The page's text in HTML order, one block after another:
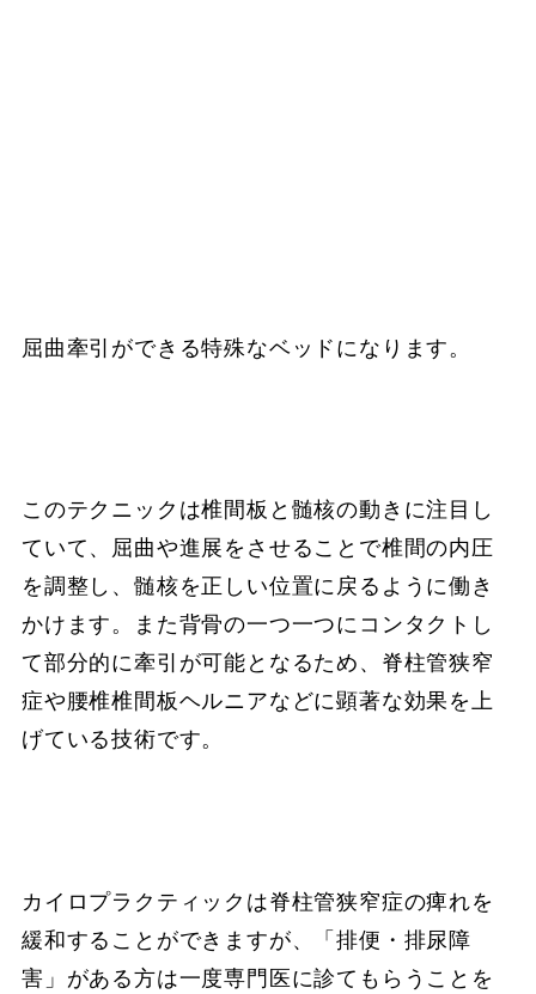
屈曲牽引ができる特殊なベッドになります。
このテクニックは椎間板と髄核の動きに注目し
ていて、屈曲や進展をさせることで椎間の内圧
を調整し、髄核を正しい位置に戻るように働き
かけます。また背骨の一つ一つにコンタクトし
て部分的に牽引が可能となるため、脊柱管狭窄
症や腰椎椎間板ヘルニアなどに顕著な効果を上
げている技術です。
カイロプラクティックは脊柱管狭窄症の痺れを
緩和することができますが、「排便・排尿障
害」がある方は一度専門医に診てもらうことを